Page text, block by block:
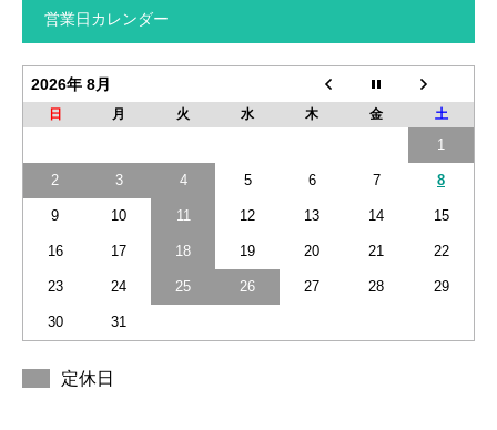
営業日カレンダー
2026年 8月
日 月 火 水 木 金 土
1
2 3 4 5 6 7 8
9 10 11 12 13 14 15
16 17 18 19 20 21 22
23 24 25 26 27 28 29
30 31
定休日